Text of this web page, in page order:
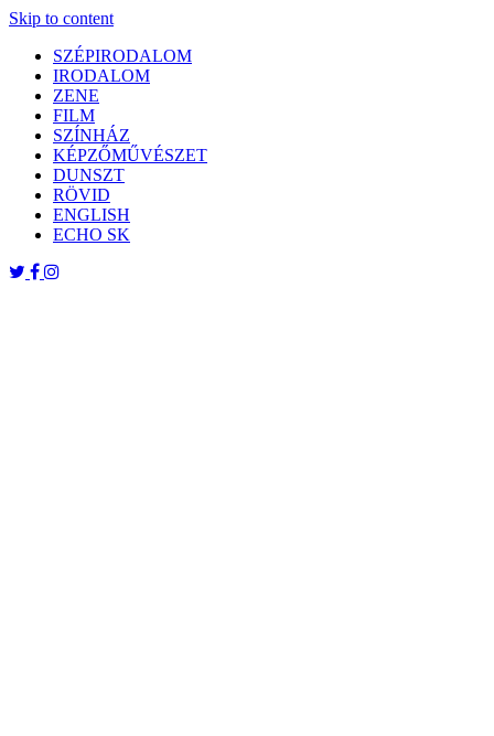
Skip to content
SZÉPIRODALOM
IRODALOM
ZENE
FILM
SZÍNHÁZ
KÉPZŐMŰVÉSZET
DUNSZT
RÖVID
ENGLISH
ECHO SK